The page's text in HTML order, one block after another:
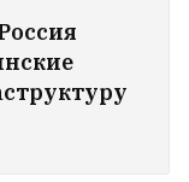
меня
покину